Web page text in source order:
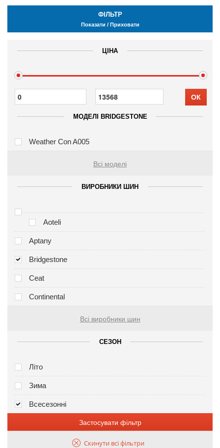
ФІЛЬТР
Показати / Приховати
ЦІНА
ОК
МОДЕЛІ BRIDGESTONE
Weather Con A005
Всі моделі
ВИРОБНИКИ ШИН
Aoteli
Aptany
Bridgestone
Ceat
Continental
Всі виробники шин
СЕЗОН
Літо
Зима
Всесезонні
Застосувати фільтр
Скинути всі фільтри